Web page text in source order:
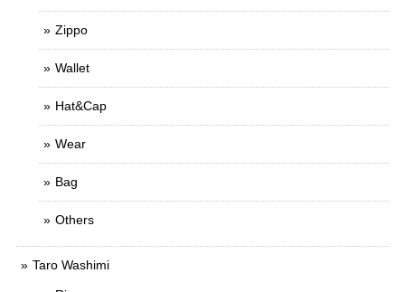
Zippo
Wallet
Hat&Cap
Wear
Bag
Others
Taro Washimi